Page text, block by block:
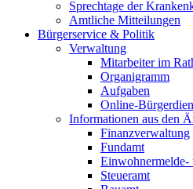
Sprechtage der
Amtliche Mitteilungen
Bürgerservice & Politik
Verwaltung
Mitarbeiter im
Organigramm
Aufgaben
Online-
Informationen aus den
Finanzverwaltung
Fundamt
Einwohnermelde-
Steueramt